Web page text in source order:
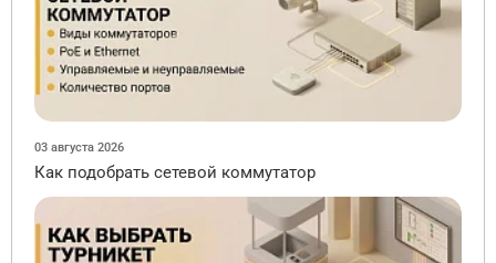
03 августа 2026
Как подобрать сетевой коммутатор